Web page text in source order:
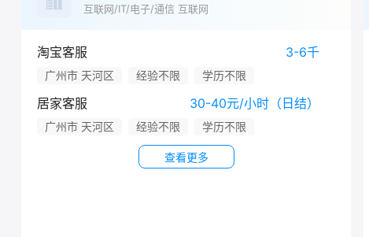
互联网/IT/电子/通信 互联网
淘宝客服 3-6千
广州市 天河区 经验不限 学历不限
居家客服 30-40元/小时（日结）
广州市 天河区 经验不限 学历不限
查看更多